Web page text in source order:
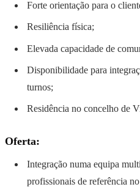
Forte orientação para o
Resiliência física;
Elevada capacidade de
Disponibilidade para
turnos;
Residência no concelho de
Oferta:
Integração numa equipa
profissionais de referência